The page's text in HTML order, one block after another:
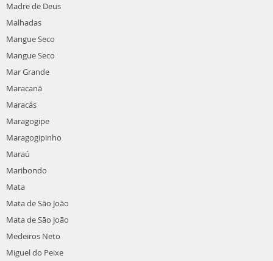
Madre de Deus
Malhadas
Mangue Seco
Mangue Seco
Mar Grande
Maracanã
Maracás
Maragogipe
Maragogipinho
Maraú
Maribondo
Mata
Mata de São João
Mata de São João
Medeiros Neto
Miguel do Peixe